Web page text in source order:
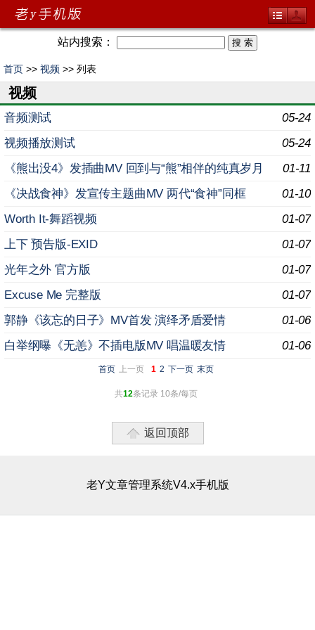
站内搜索：
首页 >> 视频 >> 列表
视频
05-24
音频测试
05-24
视频播放测试
01-11
《熊出没4》发插曲MV 回到与“熊”相伴的纯真岁月
01-10
《决战食神》发宣传主题曲MV 两代“食神”同框
01-07
Worth It-舞蹈视频
01-07
上下 预告版-EXID
01-07
光年之外 官方版
01-07
Excuse Me 完整版
01-06
郭静《该忘的日子》MV首发 演绎矛盾爱情
01-06
白举纲曝《无恙》不插电版MV 唱温暖友情
首页 上一页 1 2 下一页 末页
共12条记录 10条/每页
返回顶部
老Y文章管理系统V4.x手机版